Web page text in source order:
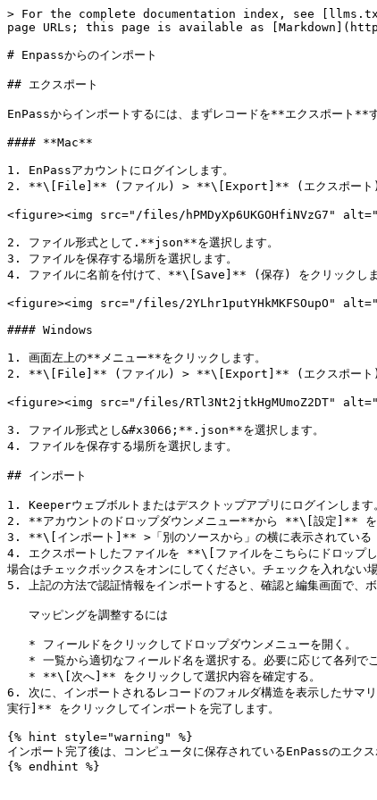
> For the complete documentation index, see
page URLs; this page is available as
# Enpassからのインポート
## エクスポート
EnPassからインポートするには、まずレコードを**エクスポート**
#### **Mac**
1. EnPassアカウントにログインします。
2. **\[File]** (ファイル) > **\[Export]** (エクスポート) の
<figure><img src="/files/hPMDyXp6UKGOHfiNVzG7"
2. ファイル形式として.**json**を選択します。
3. ファイルを保存する場所を選択します。
4. ファイルに名前を付けて、**\[Save]** (保存) をクリックしま
<figure><img src="/files/2YLhr1putYHkMKFSOupO"
#### Windows
1. 画面左上の**メニュー**をクリックします。
2. **\[File]** (ファイル) > **\[Export]** (エクスポート) の
<figure><img src="/files/RTl3Nt2jtkHgMUmoZ2DT"
3. ファイル形式とし&#x3066;**.json**を選択します。
4. ファイルを保存する場所を選択します。
## インポート
1. Keeperウェブボルトまたはデスクトップアプリにログインします
2. **アカウントのドロップダウンメニュー**から **\[設定]** を
3. **\[インポート]** >「別のソースから」の横に表示されてい
4. エクスポートしたファイルを **\[ファイルをこちらにドロップし
場合はチェックボックスをオンにしてください。チェックを入れない
5. 上記の方法で認証情報をインポートすると、確認と編集画面で、
6. 次に、インポートされるレコードのフォルダ構造を表示したサマ
実行]** をクリックしてインポートを完了します。
{% hint style="warning" %}
インポート完了後は、コンピュータに保存されているEnPassのエク
{% endhint %}